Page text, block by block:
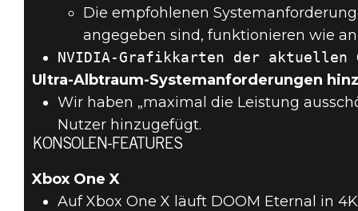
Die empfohlenen
angegeben sind, funktionieren wie
Ultra-Albtraum-Systemanforderungen
Wir haben „maximal die Leistung
Nutzer hinzugefügt.
KONSOLEN-FEATURES
Xbox One X
Auf Xbox One X läuft DOOM Eternal in